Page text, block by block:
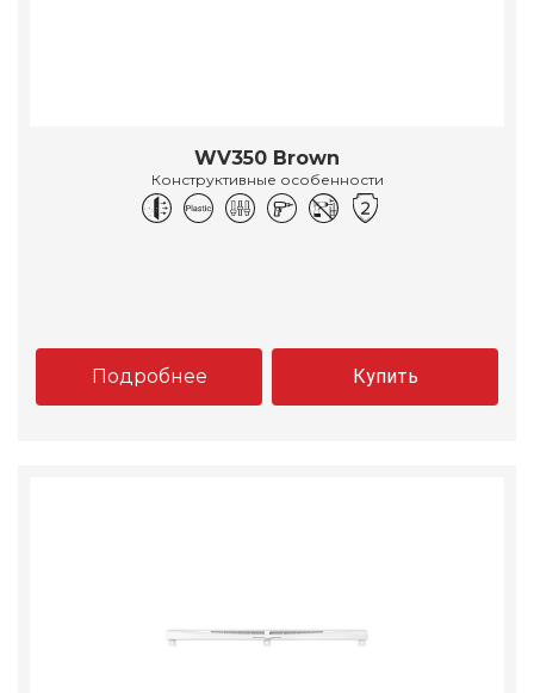
WV350 Brown
Конструктивные особенности
Подробнее Купить